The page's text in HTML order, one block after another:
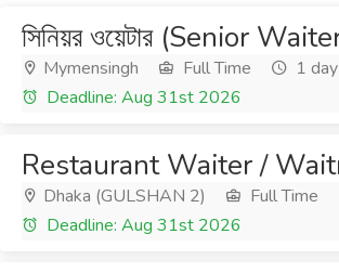
সিনিয়র ওয়েটার (Senior
Mymensingh Full Time
1
Deadline: Aug 31st 2026
Restaurant Waiter /
Dhaka (GULSHAN 2) Full Time
Deadline: Aug 31st 2026